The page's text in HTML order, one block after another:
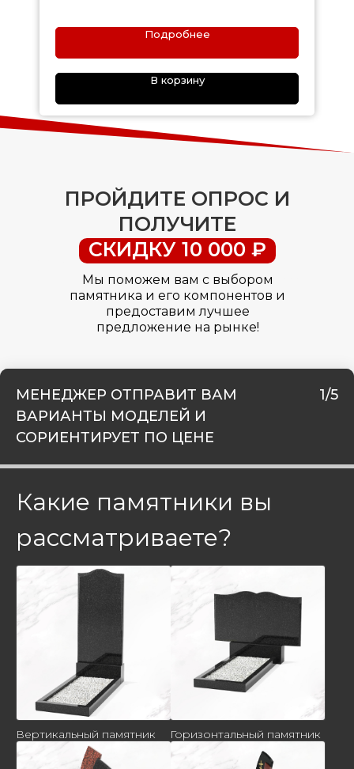
Подробнее
В корзину
ПРОЙДИТЕ ОПРОС И
ПОЛУЧИТЕ
СКИДКУ 10 000 ₽
Мы поможем вам с выбором
памятника и его компонентов и
предоставим лучшее
предложение на рынке!
МЕНЕДЖЕР ОТПРАВИТ ВАМ
ВАРИАНТЫ МОДЕЛЕЙ И
СОРИЕНТИРУЕТ ПО ЦЕНЕ
1/5
Какие памятники вы
рассматриваете?
Вертикальный памятник Горизонтальный памятник